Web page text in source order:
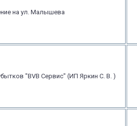
на ул. Малышева
"BVB Сервис" (ИП Яркин С. В. )